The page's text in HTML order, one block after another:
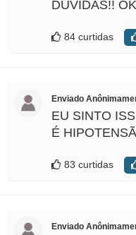
DÚVIDAS!!
84 curtidas
Enviado
EU SINTO
É
83 curtidas
Enviado